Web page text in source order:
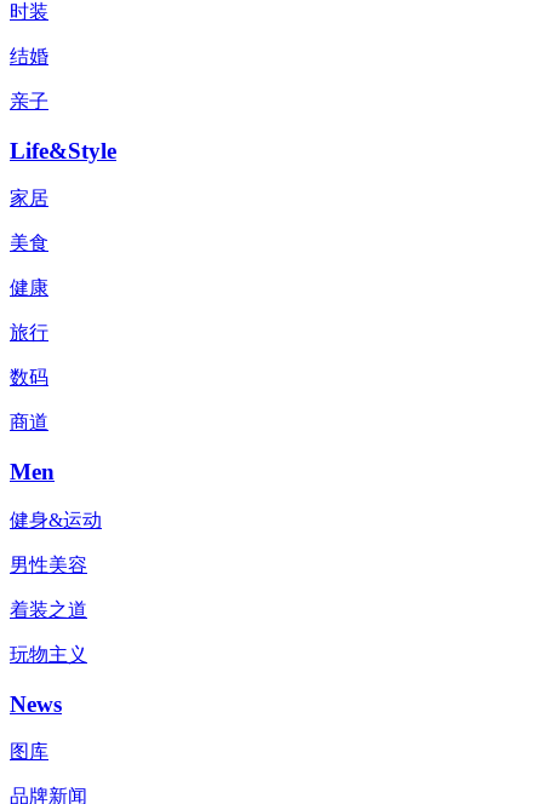
时装
结婚
亲子
Life&Style
家居
美食
健康
旅行
数码
商道
Men
健身&运动
男性美容
着装之道
玩物主义
News
图库
品牌新闻